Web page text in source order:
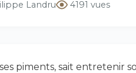
Landru 4191 vues
piments, sait entretenir